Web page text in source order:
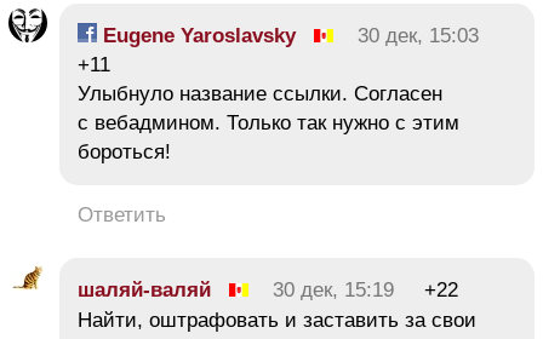
Eugene Yaroslavsky
30 дек, 15:03
+11
Улыбнуло название ссылки. Согласен
с вебадмином. Только так нужно с этим
бороться!
Ответить
шаляй-валяй 30 дек, 15:19
+22
Найти, оштрафовать и заставить за свои